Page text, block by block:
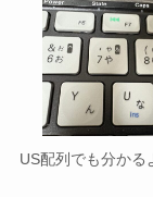
US配列でも分かる